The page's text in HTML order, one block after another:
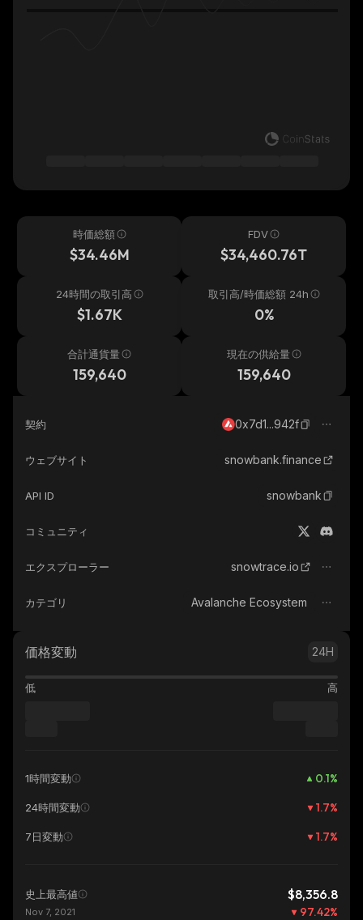
時価総額
$34.46M
FDV
$34,460.76T
24時間の取引高
$1.67K
取引高/時価総額 24h
0%
合計通貨量
159,640
現在の供給量
159,640
契約 0x7d1...942f
ウェブサイト snowbank.finance
API ID snowbank
コミュニティ
エクスプローラー snowtrace.io
カテゴリ Avalanche Ecosystem
価格変動 24H
低 高
1時間変動 0.1%
24時間変動 1.7%
7日変動 1.7%
史上最高値 $8,356.8
Nov 7, 2021 97.42%